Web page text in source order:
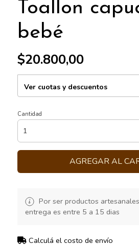
Toallon
bebé
$20.800,00
Ver cuotas y descuentos
Cantidad
AGREGAR AL
Por ser productos
entrega es entre 5 a 15 dias
Calculá el costo de envío